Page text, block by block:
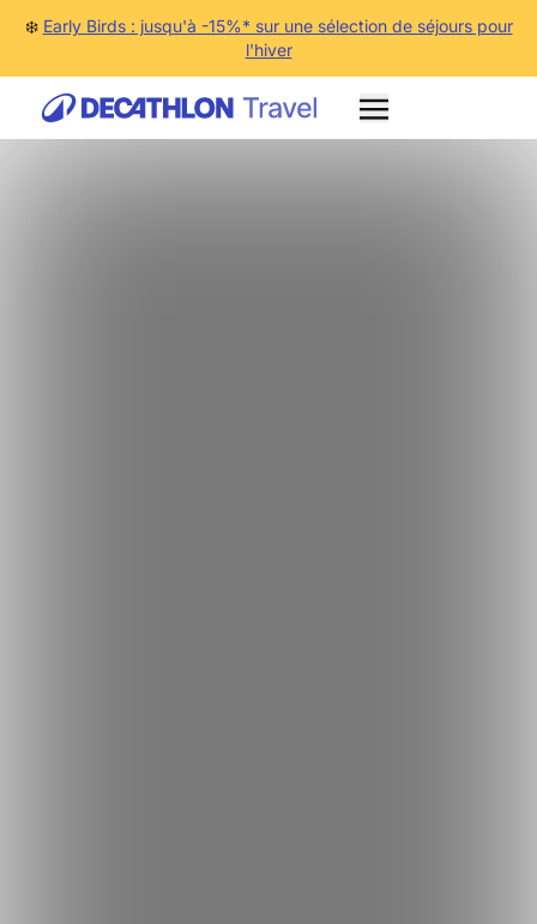
❄️ Early Birds : jusqu'à -15%* sur une sélection de séjours pour
l'hiver